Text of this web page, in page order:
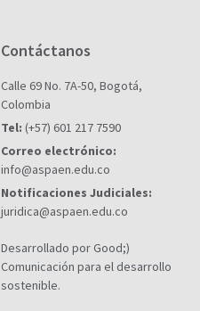
Contáctanos
Calle 69 No. 7A-50, Bogotá,
Colombia
Tel: (+57) 601 217 7590
Correo electrónico:
info@aspaen.edu.co
Notificaciones Judiciales:
juridica@aspaen.edu.co
Desarrollado por Good;)
Comunicación para el desarrollo
sostenible.